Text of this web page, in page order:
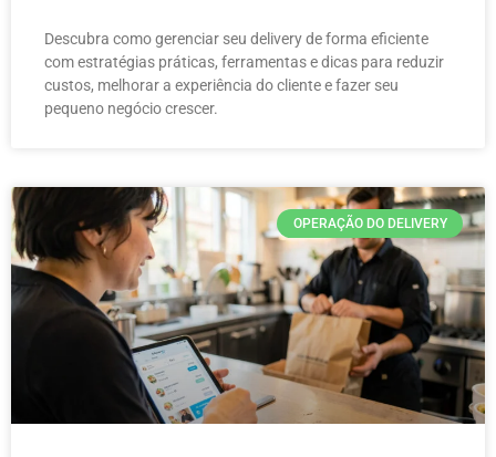
Descubra como gerenciar seu delivery de forma eficiente
com estratégias práticas, ferramentas e dicas para reduzir
custos, melhorar a experiência do cliente e fazer seu
pequeno negócio crescer.
OPERAÇÃO DO DELIVERY